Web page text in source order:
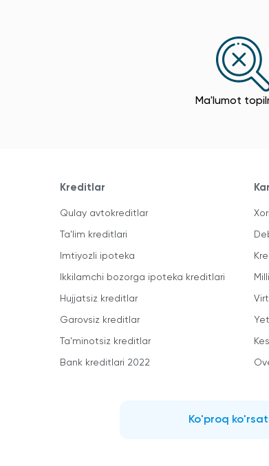
Ma'lumot
Kreditlar
Qulay avtokreditlar
Ta'lim kreditlari
Imtiyozli ipoteka
Ikkilamchi bozorga ipoteka kreditlari
Hujjatsiz kreditlar
Garovsiz kreditlar
Ta'minotsiz kreditlar
Bank kreditlari 2022
Ko'proq